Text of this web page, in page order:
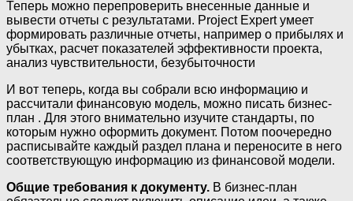
Теперь можно перепроверить внесенные данные и
вывести отчеты с результатами. Project Expert умеет
формировать различные отчеты, например о прибылях и
убытках, расчет показателей эффективности проекта,
анализ чувствительности, безубыточности
И вот теперь, когда вы собрали всю информацию и
рассчитали финансовую модель, можно писать бизнес-
план . Для этого внимательно изучите стандарты, по
которым нужно оформить документ. Потом поочередно
расписывайте каждый раздел плана и переносите в него
соответствующую информацию из финансовой модели.
Общие требования к документу. В бизнес-план